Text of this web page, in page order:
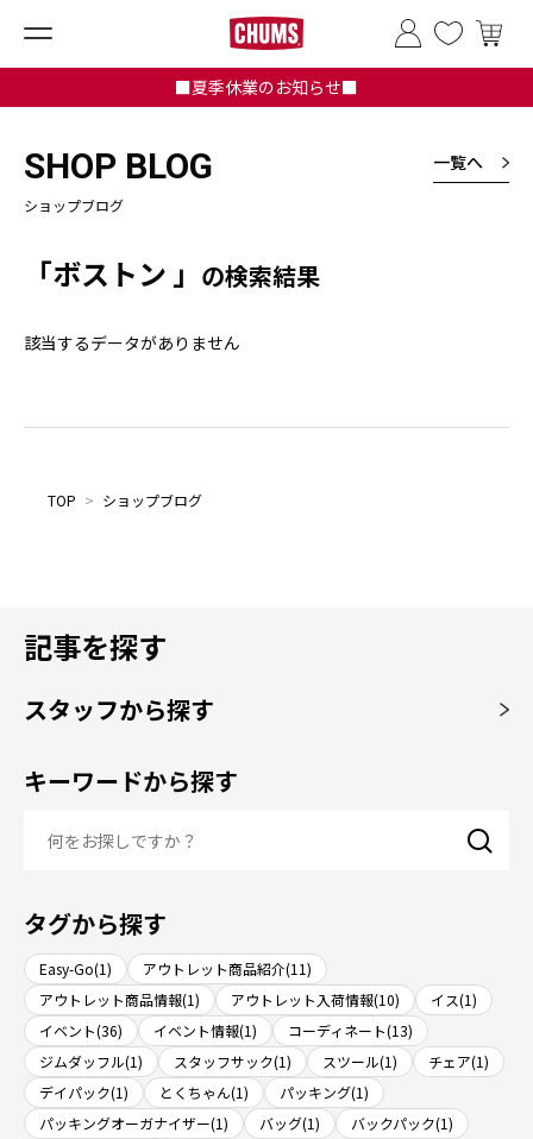
■夏季休業のお知らせ■
SHOP BLOG
ショップブログ
一覧へ
「ボストン 」 の検索結果
該当するデータがありません
TOP > ショップブログ
記事を探す
スタッフから探す
キーワードから探す
タグから探す
Easy-Go(1)
アウトレット商品紹介(11)
アウトレット商品情報(1)
アウトレット入荷情報(10)
イス(1)
イベント(36)
イベント情報(1)
コーディネート(13)
ジムダッフル(1)
スタッフサック(1) スツール(1)
チェア(1)
デイパック(1)
とくちゃん(1)
パッキング(1)
パッキングオーガナイザー(1)
バッグ(1)
バックパック(1)